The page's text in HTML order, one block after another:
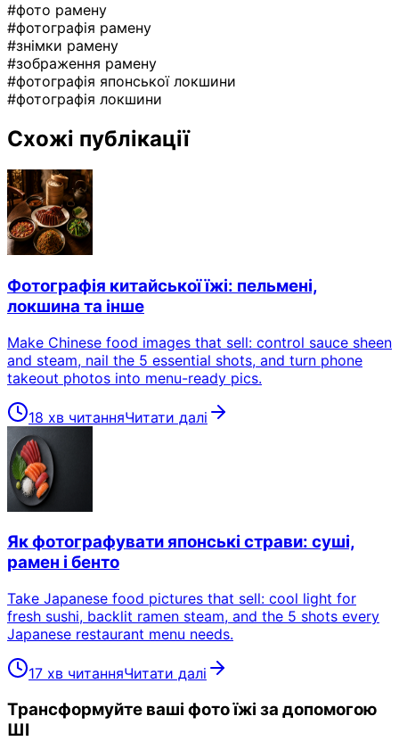
#фото рамену
#фотографія рамену
#знімки рамену
#зображення рамену
#фотографія японської локшини
#фотографія локшини
Схожі публікації
Фотографія китайської їжі: пельмені,
локшина та інше
Make Chinese food images that sell: control sauce sheen
and steam, nail the 5 essential shots, and turn phone
takeout photos into menu-ready pics.
18 хв читанняЧитати далі
Як фотографувати японські страви: суші,
рамен і бенто
Take Japanese food pictures that sell: cool light for
fresh sushi, backlit ramen steam, and the 5 shots every
Japanese restaurant menu needs.
17 хв читанняЧитати далі
Трансформуйте ваші фото їжі за допомогою
ШІ